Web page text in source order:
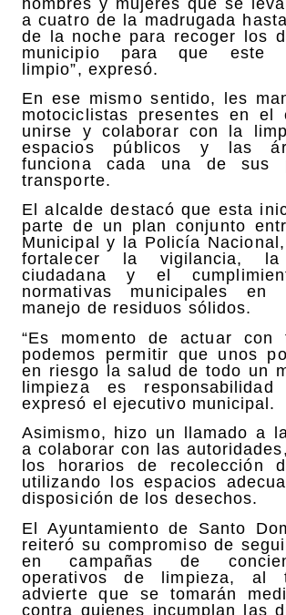
a cuatro de la madrugada
de la noche para recoger los
municipio para que este
limpio”, expresó.
En ese mismo sentido, les
motociclistas presentes en el
unirse y colaborar con la
espacios públicos y las
funciona cada una de sus
transporte.
El alcalde destacó que esta
parte de un plan conjunto
Municipal y la Policía
fortalecer la vigilancia, la
ciudadana y el
normativas municipales en
manejo de residuos sólidos.
“Es momento de actuar con
podemos permitir que unos
en riesgo la salud de todo un
limpieza es responsabilidad
expresó el ejecutivo municipal.
Asimismo, hizo un llamado a
a colaborar con las
los horarios de recolección
utilizando los espacios
disposición de los desechos.
El Ayuntamiento de Santo
reiteró su compromiso de
en campañas de
operativos de limpieza, al
advierte que se tomarán
contra quienes incumplan las